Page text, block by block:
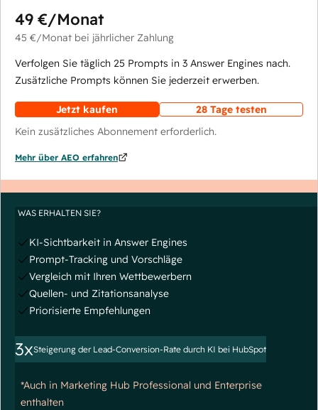
49 €/Monat
45 €/Monat bei jährlicher Zahlung
Verfolgen Sie täglich 25 Prompts in 3 Answer Engines nach.
Zusätzliche Prompts können Sie jederzeit erwerben.
Jetzt kaufen
28 Tage testen
Kein zusätzliches Abonnement erforderlich.
Mehr über AEO erfahren
WAS ERHALTEN SIE?
KI-Sichtbarkeit in Answer Engines
Prompt-Tracking und Vorschläge
Vergleich mit Ihren Wettbewerbern
Quellen- und Zitationsanalyse
Priorisierte Empfehlungen
3xSteigerung der Lead-Conversion-Rate durch KI bei HubSpot
*Auch in Marketing Hub Professional und Enterprise
enthalten